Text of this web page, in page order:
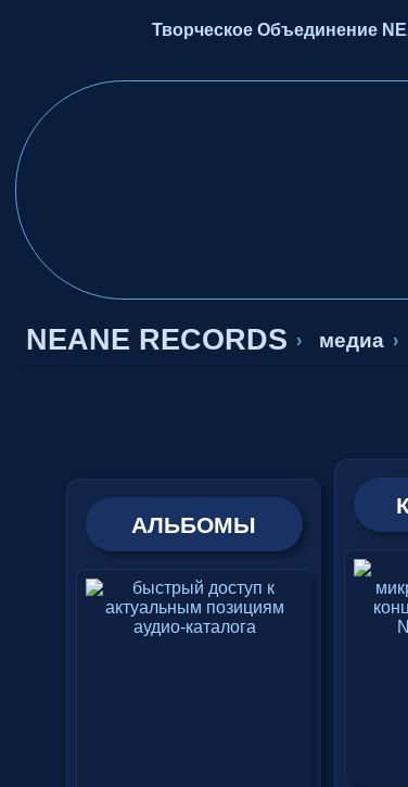
Творческое Объединение
NEANE RECORDS › медиа ›
АЛЬБОМЫ